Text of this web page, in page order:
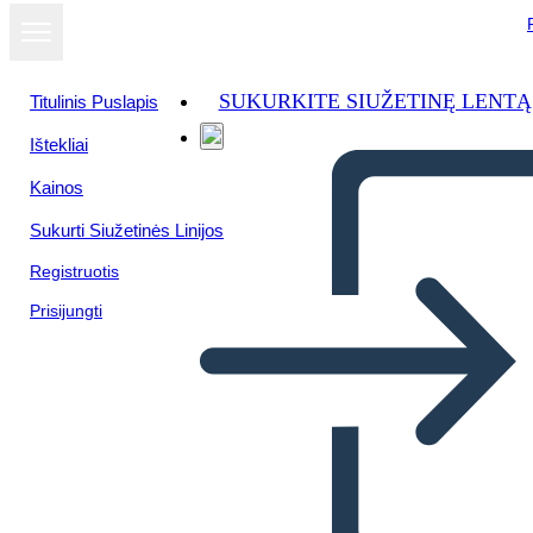
Titulinis Puslapis
Ištekliai
Kainos
Sukurti Siužetinės Linijos
Registruotis
Prisijungti
SUKURKITE SIUŽETINĘ LENTĄ